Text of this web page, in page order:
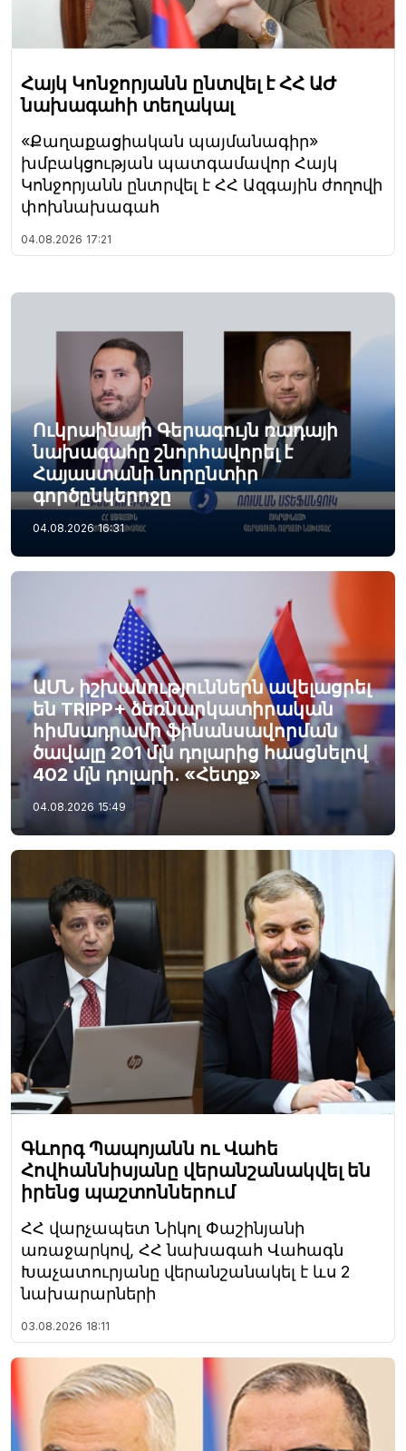
Հայկ Կոնջորյանն ընտվել է ՀՀ ԱԺ
նախագահի տեղակալ
«Քաղաքացիական պայմանագիր»
խմբակցության պատգամավոր Հայկ
Կոնջորյանն ընտրվել է ՀՀ Ազգային ժողովի
փոխնախագահ
04.08.2026 17:21
Ուկրաինայի Գերագույն ռադայի
նախագահը շնորհավորել է
Հայաստանի նորընտիր
գործընկերոջը
04.08.2026 16:31
ԱՄՆ իշխանություններն ավելացրել
են TRIPP+ ձեռնարկատիրական
հիմնադրամի ֆինանսավորման
ծավալը 201 մլն դոլարից հասցնելով
402 մլն դոլարի. «Հետք»
04.08.2026 15:49
Գևորգ Պապոյանն ու Վահե
Հովհաննիսյանը վերանշանակվել են
իրենց պաշտոններում
ՀՀ վարչապետ Նիկոլ Փաշինյանի
առաջարկով, ՀՀ նախագահ Վահագն
Խաչատուրյանը վերանշանակել է ևս 2
նախարարների
03.08.2026 18:11